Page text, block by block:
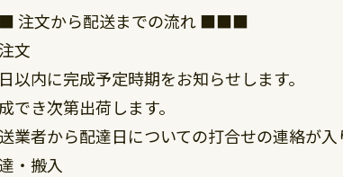
文から配送までの流れ ■■■
文
以内に完成予定時期をお知らせします。
でき次第出荷します。
業者から配達日についての打合せの連絡が入
・搬入